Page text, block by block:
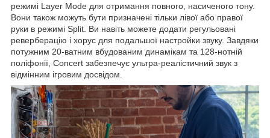
режимі Layer Mode для отримання повного, насиченого тону.
Вони також можуть бути призначені тільки лівої або правої
руки в режимі Split. Ви навіть можете додати регульовані
реверберацію і хорус для подальшої настройки звуку. Завдяки
потужним 20-ватним вбудованим динамікам та 128-нотній
поліфонії, Concert забезпечує ультра-реалістичний звук з
відмінним ігровим досвідом.